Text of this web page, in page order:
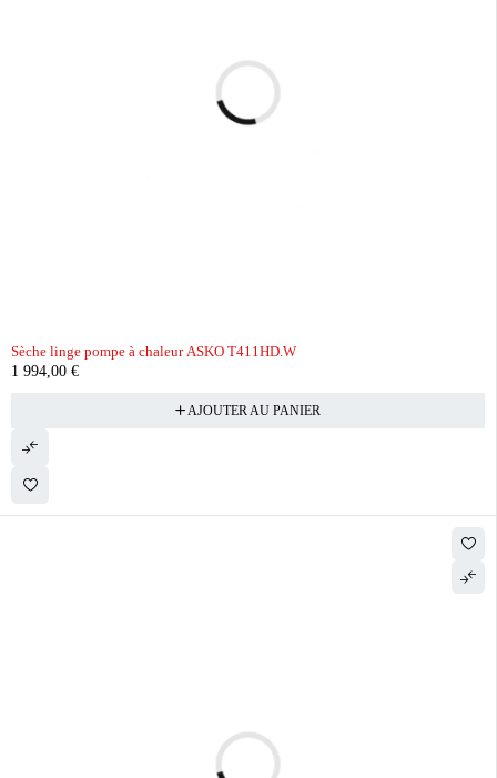
Sèche linge pompe à chaleur ASKO T411HD.W
1 994,00 €
AJOUTER AU PANIER